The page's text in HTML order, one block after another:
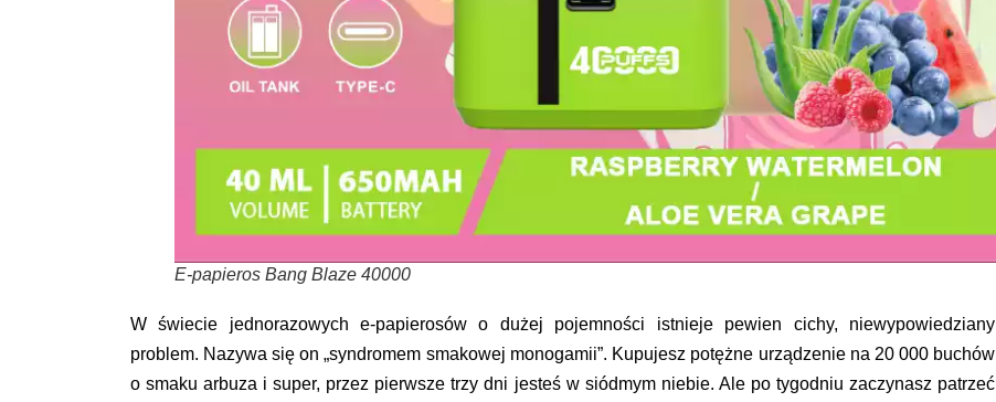
E-papieros Bang Blaze 40000
W świecie jednorazowych e-papierosów o dużej pojemności istnieje pewien cichy, niewypowiedziany
problem. Nazywa się on „syndromem smakowej monogamii”. Kupujesz potężne urządzenie na 20 000 buchów
o smaku arbuza i super, przez pierwsze trzy dni jesteś w siódmym niebie. Ale po tygodniu zaczynasz patrzeć